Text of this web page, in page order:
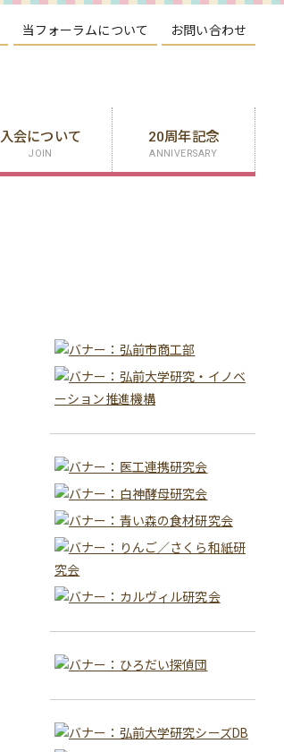
入会について
JOIN
20周年記念
ANNIVERSARY
当フォーラムについて お問い合わせ